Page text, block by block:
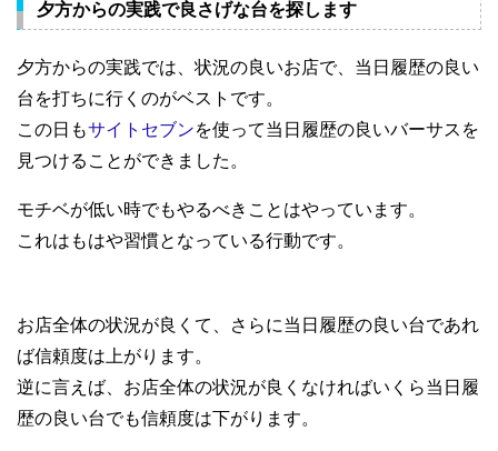
夕方からの実践で良さげな台を探します
夕方からの実践では、状況の良いお店で、当日履歴の良い
台を打ちに行くのがベストです。
この日もサイトセブンを使って当日履歴の良いバーサスを
見つけることができました。
モチベが低い時でもやるべきことはやっています。
これはもはや習慣となっている行動です。
お店全体の状況が良くて、さらに当日履歴の良い台であれ
ば信頼度は上がります。
逆に言えば、お店全体の状況が良くなければいくら当日履
歴の良い台でも信頼度は下がります。